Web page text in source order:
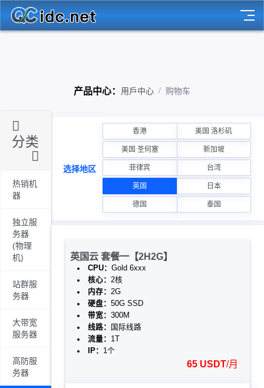
产品中心： 用戶中心 购物车
分类
热销机
器
独立服
务器
(物理
机)
站群服
务器
大带宽
服务器
高防服
务器
选择地区
香港 美国 洛杉矶
美国 圣何塞 新加坡
菲律宾 台湾
英国 日本
德国 泰国
英国云 套餐一【2H2G】
CPU： Gold 6xxx
核心： 2核
内存： 2G
硬盘： 50G SSD
带宽： 300M
线路：
国际线路
流量：
1T
IP：
1个
65 USDT/月